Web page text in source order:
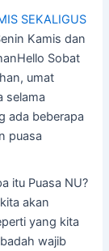
SEKALIGUS
Kamis dan
Sobat
umat
selama
ada beberapa
puasa
itu Puasa NU?
akan
yang kita
wajib